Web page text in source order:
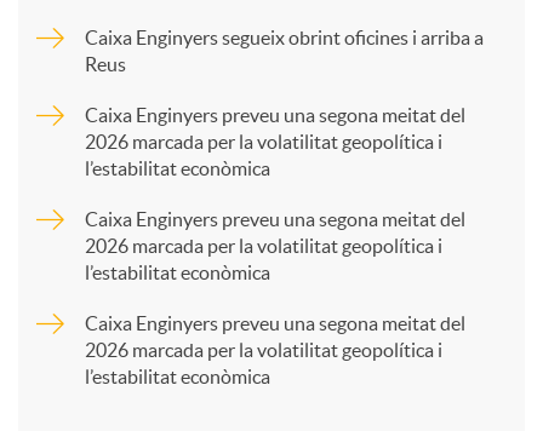
p
a
Caixa Enginyers segueix obrint oficines i arriba a
Reus
Caixa Enginyers preveu una segona meitat del
2026 marcada per la volatilitat geopolítica i
l’estabilitat econòmica
Caixa Enginyers preveu una segona meitat del
2026 marcada per la volatilitat geopolítica i
l’estabilitat econòmica
Caixa Enginyers preveu una segona meitat del
2026 marcada per la volatilitat geopolítica i
l’estabilitat econòmica